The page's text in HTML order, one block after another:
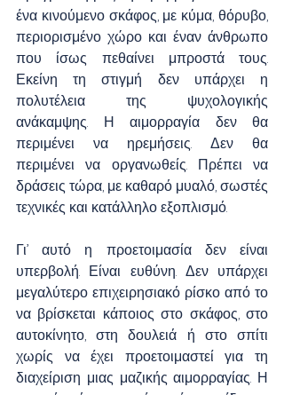
ένα κινούμενο σκάφος, με κύμα, θόρυβο,
περιορισμένο χώρο και έναν άνθρωπο
που ίσως πεθαίνει μπροστά τους.
Εκείνη τη στιγμή δεν υπάρχει η
πολυτέλεια της ψυχολογικής
ανάκαμψης. Η αιμορραγία δεν θα
περιμένει να ηρεμήσεις. Δεν θα
περιμένει να οργανωθείς. Πρέπει να
δράσεις τώρα, με καθαρό μυαλό, σωστές
τεχνικές και κατάλληλο εξοπλισμό.
Γι’ αυτό η προετοιμασία δεν είναι
υπερβολή. Είναι ευθύνη. Δεν υπάρχει
μεγαλύτερο επιχειρησιακό ρίσκο από το
να βρίσκεται κάποιος στο σκάφος, στο
αυτοκίνητο, στη δουλειά ή στο σπίτι
χωρίς να έχει προετοιμαστεί για τη
διαχείριση μιας μαζικής αιμορραγίας. Η